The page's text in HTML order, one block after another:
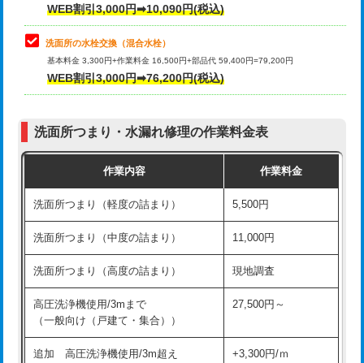
マス交換（土の掘削・埋め戻し作業）
マス交換（深さ50㎝未満）
マス交換（深さ50㎝以上）
モルタル補修（厚さ10㎝まで） 27,500円
モルタル補修（厚さ10㎝超え） 38,500円
洗面台設置 38,500円
バスタブ設置 現場見積
追加人工 16,500円
廃棄・処分 現場見積
交換・取付(単水栓（壁付・デッキ
式）)
交換・取付(混合水栓（壁付・デッキ
式・ワンホール）)
16,500円+材料費
（P/S/ポップアップ））
交換・取付（その他部品） 11,000円+材料費
持込商品取付（単水栓） 13,200円
持込商品取付（混合水栓） 16,500円
持込商品取付（浄水器・分岐水栓） 16,500円
給水管工事※（ホール加工) 16,500円
給水管工事※（バンド止め)
給水管工事※（支持金具設置) 5,500円
WEB割引3,000円➡10,090円(税込)
洗面所の水栓交換（混合水栓）
基本料金 3,300円+作業料金 16,500円+部品代 59,400円=79,200円
WEB割引3,000円➡76,200円(税込)
洗面所つまり・水漏れ修理の作業料金表
作業内容 作業料金
洗面所つまり（軽度の詰まり） 5,500円
洗面所つまり（中度の詰まり） 11,000円
洗面所つまり（高度の詰まり） 現地調査
高圧洗浄機使用/3mまで
（一般向け（戸建て・集合））
27,500円～
追加 高圧洗浄機使用/3m超え
+3,300円/ｍ